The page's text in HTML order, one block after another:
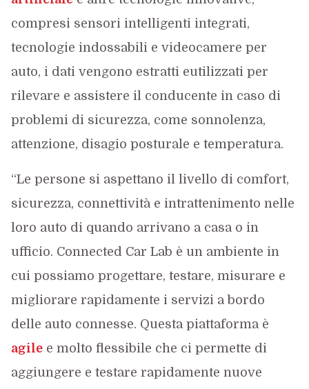
compresi sensori intelligenti integrati,
tecnologie indossabili e videocamere per
auto, i dati vengono estratti eutilizzati per
rilevare e assistere il conducente in caso di
problemi di sicurezza, come sonnolenza,
attenzione, disagio posturale e temperatura.
“Le persone si aspettano il livello di comfort,
sicurezza, connettività e intrattenimento nelle
loro auto di quando arrivano a casa o in
ufficio. Connected Car Lab è un ambiente in
cui possiamo progettare, testare, misurare e
migliorare rapidamente i servizi a bordo
delle auto connesse. Questa piattaforma è
agilee molto flessibile che ci permette di
aggiungere e testare rapidamente nuove